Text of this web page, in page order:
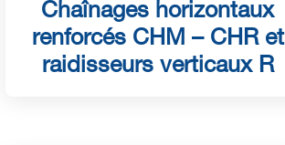
Chaînages horizontaux
renforcés CHM – CHR et
raidisseurs verticaux R